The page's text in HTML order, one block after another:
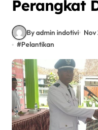
Perangkat
By admin indotivi Nov
#Pelantikan